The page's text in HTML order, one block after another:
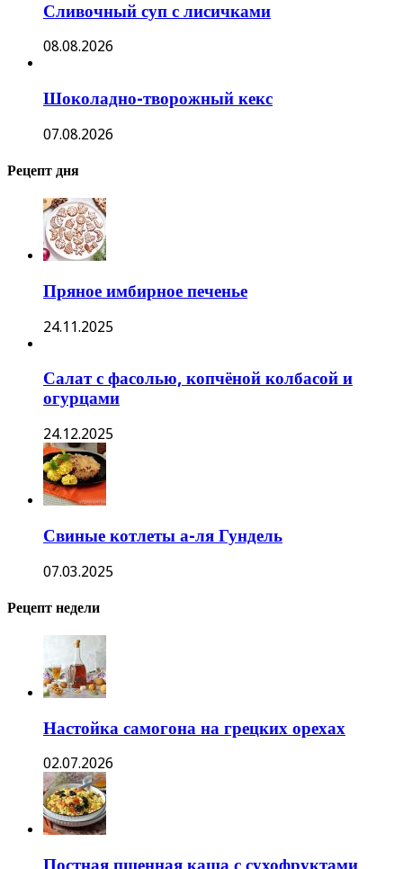
Сливочный суп с лисичками
08.08.2026
Шоколадно-творожный кекс
07.08.2026
Рецепт дня
Пряное имбирное печенье
24.11.2025
Салат с фасолью, копчёной колбасой и
огурцами
24.12.2025
Свиные котлеты а-ля Гундель
07.03.2025
Рецепт недели
Настойка самогона на грецких орехах
02.07.2026
Постная пшенная каша с сухофруктами